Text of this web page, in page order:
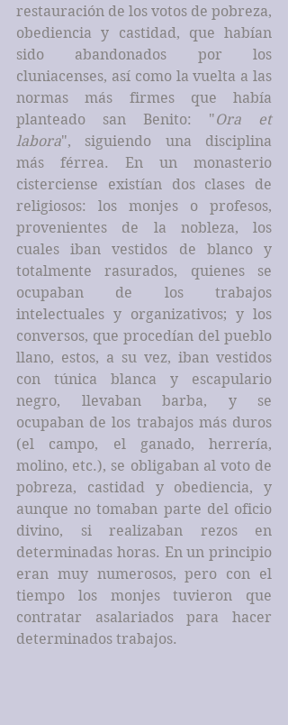
restauración de los votos de pobreza,
obediencia y castidad, que habían
sido abandonados por los
cluniacenses, así como la vuelta a las
normas más firmes que había
planteado san Benito: "Ora et
labora", siguiendo una disciplina
más férrea. En un monasterio
cisterciense existían dos clases de
religiosos: los monjes o profesos,
provenientes de la nobleza, los
cuales iban vestidos de blanco y
totalmente rasurados, quienes se
ocupaban de los trabajos
intelectuales y organizativos; y los
conversos, que procedían del pueblo
llano, estos, a su vez, iban vestidos
con túnica blanca y escapulario
negro, llevaban barba, y se
ocupaban de los trabajos más duros
(el campo, el ganado, herrería,
molino, etc.), se obligaban al voto de
pobreza, castidad y obediencia, y
aunque no tomaban parte del oficio
divino, si realizaban rezos en
determinadas horas. En un principio
eran muy numerosos, pero con el
tiempo los monjes tuvieron que
contratar asalariados para hacer
determinados trabajos.